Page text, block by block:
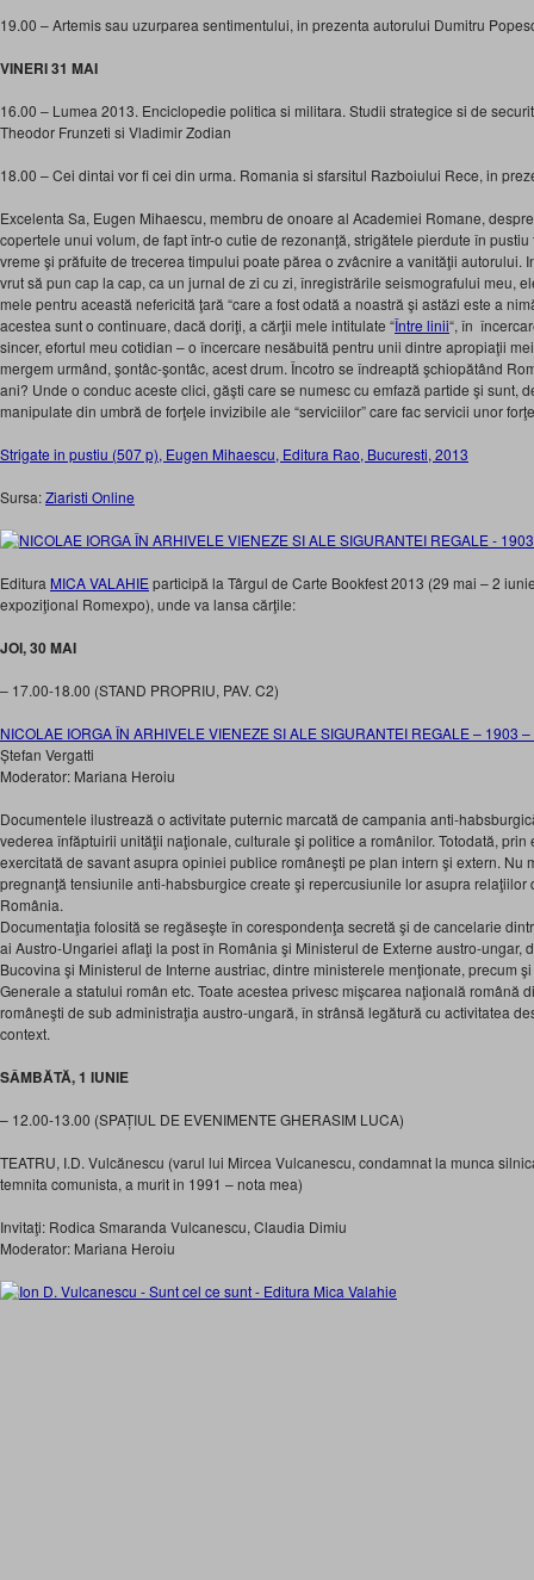
19.00 – Artemis sau uzurparea sentimentului, in prezenta autorului Dumitru
VINERI 31 MAI
16.00 – Lumea 2013. Enciclopedie politica si militara. Studii strategice si de
Theodor Frunzeti si Vladimir Zodian
18.00 – Cei dintai vor fi cei din urma. Romania si sfarsitul Razboiului Rece, in
Excelenta Sa, Eugen Mihaescu, membru de onoare al Academiei Romane,
copertele unui volum, de fapt într-o cutie de rezonanţă, strigătele pierdute în
vreme şi prăfuite de trecerea timpului poate părea o zvâcnire a vanităţii autorului.
vrut să pun cap la cap, ca un jurnal de zi cu zi, înregistrările seismografului meu,
mele pentru această nefericită ţară “care a fost odată a noastră şi astăzi este a
acestea sunt o continuare, dacă doriţi, a cărţii mele intitulate “Între linii“, în
sincer, efortul meu cotidian – o încercare nesăbuită pentru unii dintre apropiaţii
mergem urmând, şontâc-şontâc, acest drum. Încotro se îndreaptă şchiopătând
ani? Unde o conduc aceste clici, găşti care se numesc cu emfază partide şi sunt,
manipulate din umbră de forţele invizibile ale “serviciilor” care fac servicii unor
Strigate in pustiu (507 p), Eugen Mihaescu, Editura Rao, Bucuresti, 2013
Sursa:Ziaristi Online
Editura MICA VALAHIE participă la Târgul de Carte Bookfest 2013 (29 mai – 2
expoziţional Romexpo), unde va lansa cărţile:
JOI, 30 MAI
– 17.00-18.00 (STAND PROPRIU, PAV. C2)
NICOLAE IORGA ÎN ARHIVELE VIENEZE SI ALE SIGURANTEI REGALE – 1903
Ștefan Vergatti
Moderator: Mariana Heroiu
Documentele ilustrează o activitate puternic marcată de campania anti-
vederea înfăptuirii unităţii naţionale, culturale şi politice a românilor. Totodată,
exercitată de savant asupra opiniei publice româneşti pe plan intern şi extern. Nu
pregnanţă tensiunile anti-habsburgice create şi repercusiunile lor asupra relaţiilor
România.
Documentaţia folosită se regăseşte în corespondenţa secretă şi de cancelarie
ai Austro-Ungariei aflaţi la post în România şi Ministerul de Externe austro-ungar,
Bucovina şi Ministerul de Interne austriac, dintre ministerele menţionate, precum
Generale a statului român etc. Toate acestea privesc mişcarea naţională română
româneşti de sub administraţia austro-ungară, în strânsă legătură cu activitatea
context.
SÂMBĂTĂ, 1 IUNIE
– 12.00-13.00 (SPAȚIUL DE EVENIMENTE GHERASIM LUCA)
TEATRU, I.D. Vulcănescu (varul lui Mircea Vulcanescu, condamnat la munca
temnita comunista, a murit in 1991 – nota mea)
Invitaţi: Rodica Smaranda Vulcanescu, Claudia Dimiu
Moderator: Mariana Heroiu